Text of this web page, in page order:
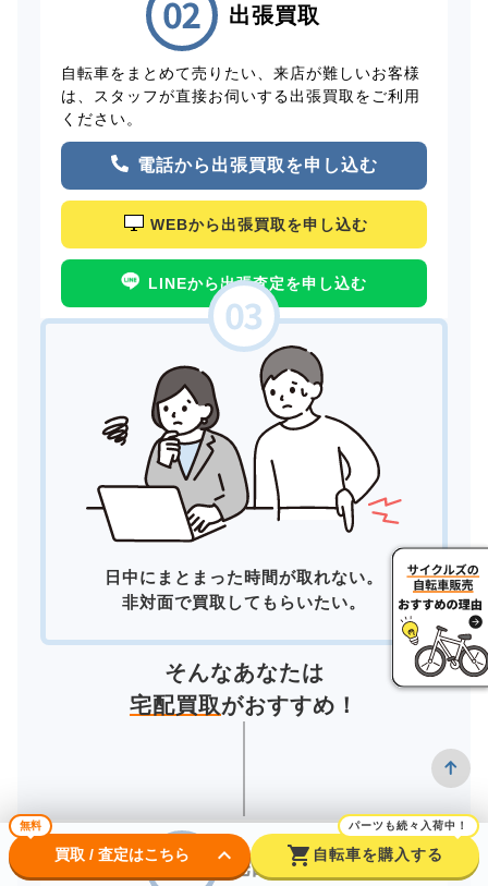
出張買取
自転車をまとめて売りたい、来店が難しいお客様
は、スタッフが直接お伺いする出張買取をご利用
ください。
電話から出張買取を申し込む
WEBから出張買取を申し込む
LINEから出張査定を申し込む
日中にまとまった時間が取れない。
非対面で買取してもらいたい。
そんなあなたは
宅配買取がおすすめ！
宅配買取
無料
買取 / 査定はこちら keyboard_arrow_down shopping_cart
パーツも続々入荷中！
自転車を購入する